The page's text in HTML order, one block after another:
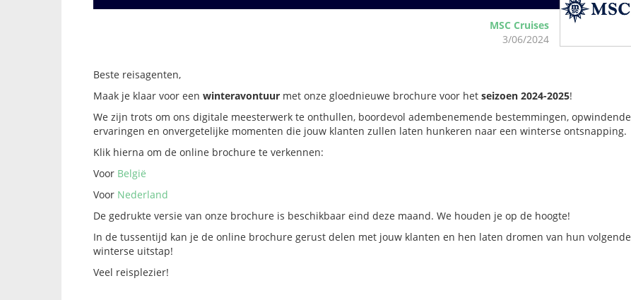
MSC Cruises
3/06/2024
Beste reisagenten,
Maak je klaar voor een winteravontuur met onze gloednieuwe brochure voor het seizoen 2024-2025!
We zijn trots om ons digitale meesterwerk te onthullen, boordevol adembenemende bestemmingen, opwindende
ervaringen en onvergetelijke momenten die jouw klanten zullen laten hunkeren naar een winterse ontsnapping.
Klik hierna om de online brochure te verkennen:
Voor België
Voor Nederland
De gedrukte versie van onze brochure is beschikbaar eind deze maand. We houden je op de hoogte!
In de tussentijd kan je de online brochure gerust delen met jouw klanten en hen laten dromen van hun volgende
winterse uitstap!
Veel reisplezier!